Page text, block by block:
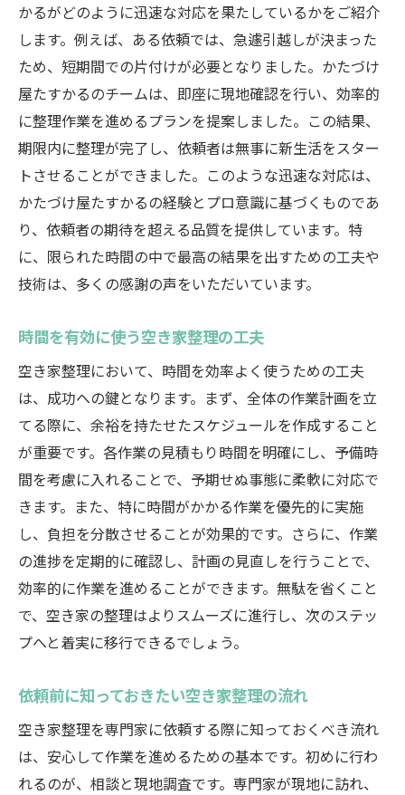
かるがどのように迅速な対応を果たしているかをご紹介
します。例えば、ある依頼では、急遽引越しが決まった
ため、短期間での片付けが必要となりました。かたづけ
屋たすかるのチームは、即座に現地確認を行い、効率的
に整理作業を進めるプランを提案しました。この結果、
期限内に整理が完了し、依頼者は無事に新生活をスター
トさせることができました。このような迅速な対応は、
かたづけ屋たすかるの経験とプロ意識に基づくものであ
り、依頼者の期待を超える品質を提供しています。特
に、限られた時間の中で最高の結果を出すための工夫や
技術は、多くの感謝の声をいただいています。
時間を有効に使う空き家整理の工夫
空き家整理において、時間を効率よく使うための工夫
は、成功への鍵となります。まず、全体の作業計画を立
てる際に、余裕を持たせたスケジュールを作成すること
が重要です。各作業の見積もり時間を明確にし、予備時
間を考慮に入れることで、予期せぬ事態に柔軟に対応で
きます。また、特に時間がかかる作業を優先的に実施
し、負担を分散させることが効果的です。さらに、作業
の進捗を定期的に確認し、計画の見直しを行うことで、
効率的に作業を進めることができます。無駄を省くこと
で、空き家の整理はよりスムーズに進行し、次のステッ
プへと着実に移行できるでしょう。
依頼前に知っておきたい空き家整理の流れ
空き家整理を専門家に依頼する際に知っておくべき流れ
は、安心して作業を進めるための基本です。初めに行わ
れるのが、相談と現地調査です。専門家が現地に訪れ、